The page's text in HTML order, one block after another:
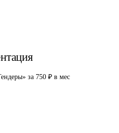
за 750 ₽ в мес